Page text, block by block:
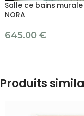
Salle de bains
NORA
645.00 €
Produits